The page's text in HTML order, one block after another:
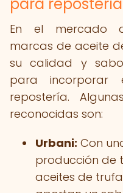
En el mercado
marcas de aceite
su calidad y
para incorporar
repostería.
reconocidas son:
Urbani: Con
producción de
aceites de